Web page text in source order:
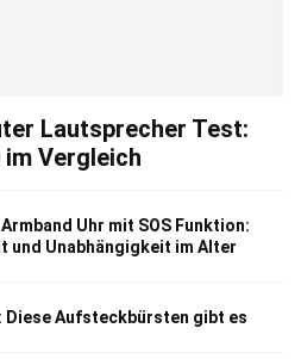
Lautsprecher Test:
im Vergleich
Uhr mit SOS Funktion:
und Unabhängigkeit im Alter
Diese Aufsteckbürsten gibt es